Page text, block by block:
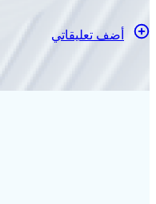
أضف تعليقاتي